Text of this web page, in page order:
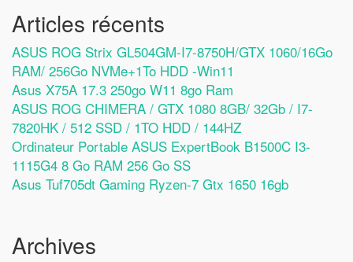
Articles récents
ASUS ROG Strix GL504GM-I7-8750H/GTX 1060/16Go
RAM/ 256Go NVMe+1To HDD -Win11
Asus X75A 17.3 250go W11 8go Ram
ASUS ROG CHIMERA / GTX 1080 8GB/ 32Gb / I7-
7820HK / 512 SSD / 1TO HDD / 144HZ
Ordinateur Portable ASUS ExpertBook B1500C I3-
1115G4 8 Go RAM 256 Go SS
Asus Tuf705dt Gaming Ryzen-7 Gtx 1650 16gb
Archives